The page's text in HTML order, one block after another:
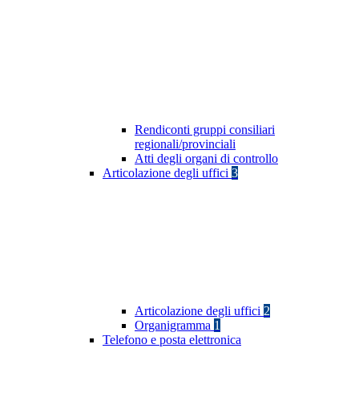
Rendiconti gruppi consiliari
regionali/provinciali
Atti degli organi di controllo
Articolazione degli uffici 3
Articolazione degli uffici 2
Organigramma 1
Telefono e posta elettronica